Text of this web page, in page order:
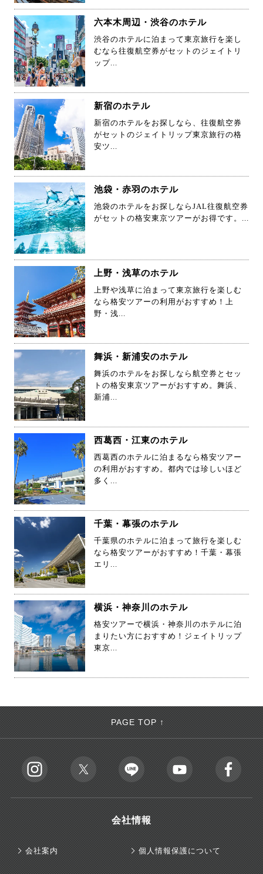
六本木周辺・渋谷のホテル
渋谷のホテルに泊まって東京旅行を楽し
むなら往復航空券がセットのジェイトリ
ップ...
新宿のホテル
新宿のホテルをお探しなら、往復航空券
がセットのジェイトリップ東京旅行の格
安ツ...
池袋・赤羽のホテル
池袋のホテルをお探しならJAL往復航空券
がセットの格安東京ツアーがお得です。...
上野・浅草のホテル
上野や浅草に泊まって東京旅行を楽しむ
なら格安ツアーの利用がおすすめ！上
野・浅...
舞浜・新浦安のホテル
舞浜のホテルをお探しなら航空券とセッ
トの格安東京ツアーがおすすめ。舞浜、
新浦...
西葛西・江東のホテル
西葛西のホテルに泊まるなら格安ツアー
の利用がおすすめ。都内では珍しいほど
多く...
千葉・幕張のホテル
千葉県のホテルに泊まって旅行を楽しむ
なら格安ツアーがおすすめ！千葉・幕張
エリ...
横浜・神奈川のホテル
格安ツアーで横浜・神奈川のホテルに泊
まりたい方におすすめ！ジェイトリップ
東京...
PAGE TOP ↑
会社情報
会社案内 個人情報保護について